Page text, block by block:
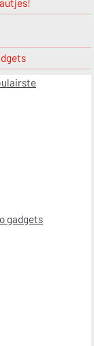
gadgets